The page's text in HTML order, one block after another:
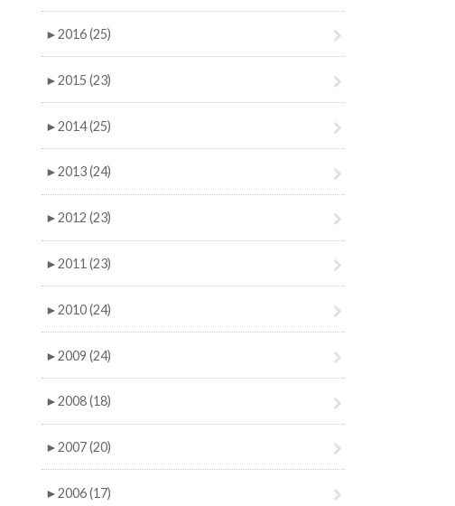
►2016 (25)
►2015 (23)
►2014 (25)
►2013 (24)
►2012 (23)
►2011 (23)
►2010 (24)
►2009 (24)
►2008 (18)
►2007 (20)
►2006 (17)